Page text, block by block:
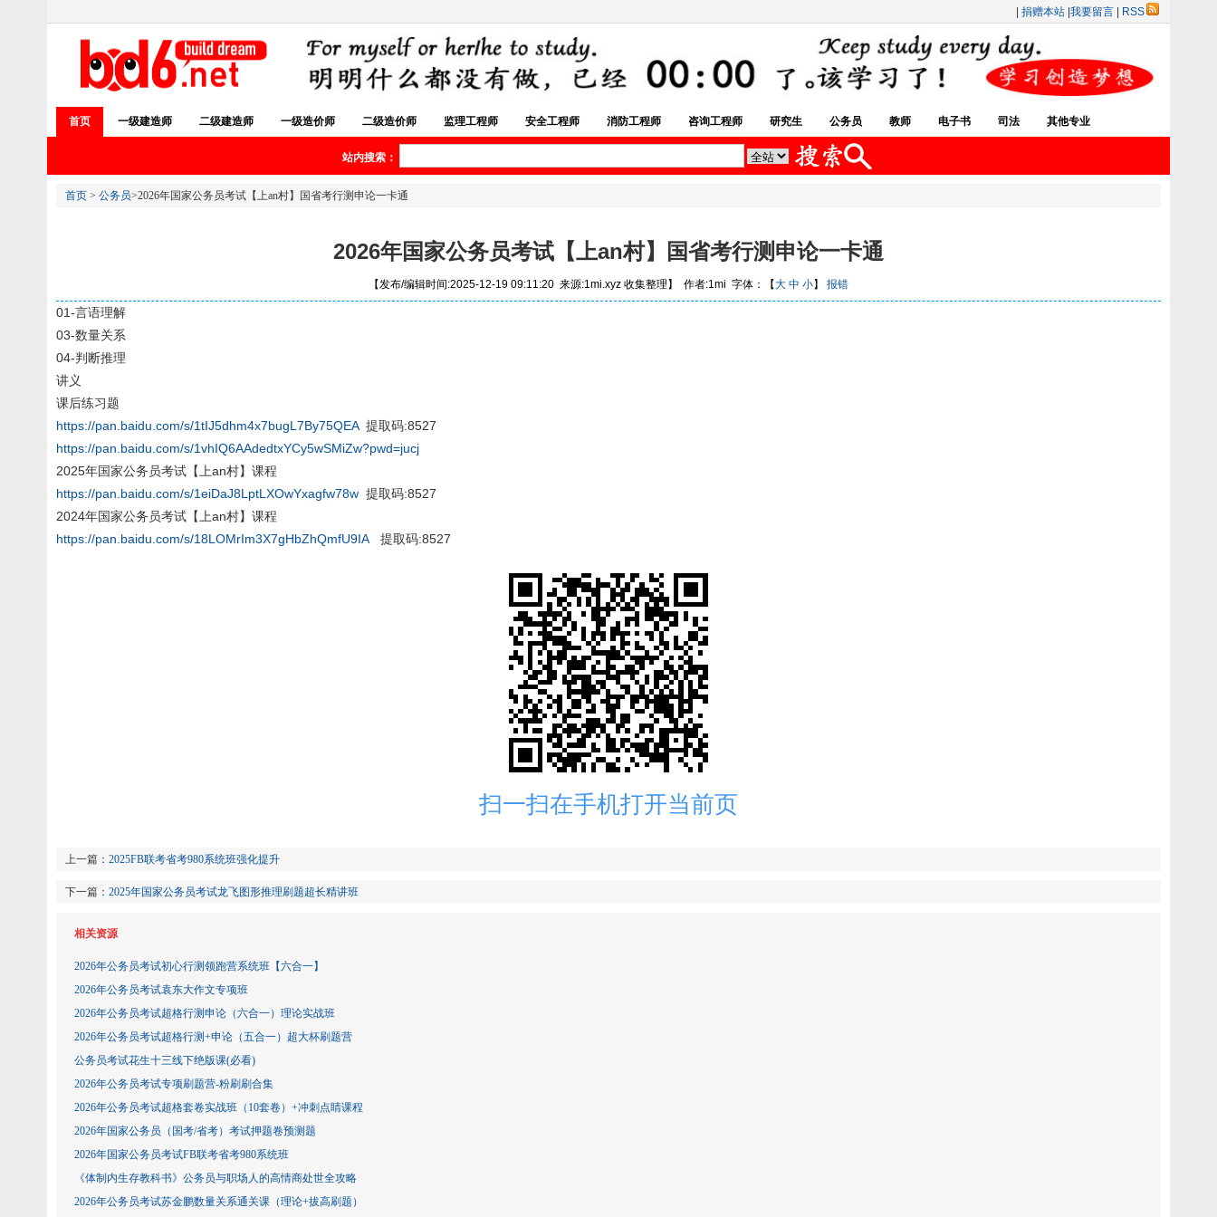
捐赠本站 我要留言 RSS
首页 一级建造师 二级建造师 一级造价师 二级造价师 监理工程师 安全工程师 消防工程师 咨询工程师 研究生 公务员 教师 电子书 司法 其他专业
站内搜索：
首页 > 公务员>2026年国家公务员考试【上an村】国省考行测申论一卡通
2026年国家公务员考试【上an村】国省考行测申论一卡通
【发布/编辑时间:2025-12-19 09:11:20 来源:1mi.xyz 收集整理】 作者:1mi 字体：【大 中 小】 报错
01-言语理解
03-数量关系
04-判断推理
讲义
课后练习题
https://pan.baidu.com/s/1tIJ5dhm4x7bugL7By75QEA提取码:8527
https://pan.baidu.com/s/1vhIQ6AAdedtxYCy5wSMiZw?pwd=jucj
2025年国家公务员考试【上an村】课程
https://pan.baidu.com/s/1eiDaJ8LptLXOwYxagfw78w 提取码:8527
2024年国家公务员考试【上an村】课程
https://pan.baidu.com/s/18LOMrIm3X7gHbZhQmfU9IA 提取码:8527
扫一扫在手机打开当前页
上一篇： 2025FB联考省考980系统班强化提升
下一篇： 2025年国家公务员考试龙飞图形推理刷题超长精讲班
相关资源
2026年公务员考试初心行测领跑营系统班【六合一】
2026年公务员考试袁东大作文专项班
2026年公务员考试超格行测申论（六合一）理论实战班
2026年公务员考试超格行测+申论（五合一）超大杯刷题营
公务员考试花生十三线下绝版课(必看)
2026年公务员考试专项刷题营-粉刷刷合集
2026年公务员考试超格套卷实战班（10套卷）+冲刺点睛课程
2026年国家公务员（国考/省考）考试押题卷预测题
2026年国家公务员考试FB联考省考980系统班
《体制内生存教科书》公务员与职场人的高情商处世全攻略
2026年公务员考试苏金鹏数量关系通关课（理论+拔高刷题）